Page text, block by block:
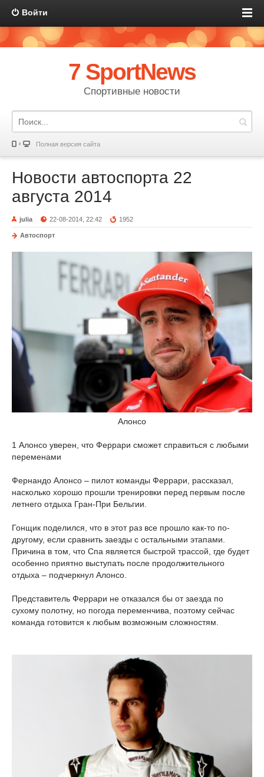
Войти
7 SportNews
Спортивные новости
Полная версия сайта
Новости автоспорта 22
августа 2014
julia 22-08-2014, 22:42 1952
Автоспорт
Алонсо
1 Алонсо уверен, что Феррари сможет справиться с любыми
переменами
Фернандо Алонсо – пилот команды Феррари, рассказал,
насколько хорошо прошли тренировки перед первым после
летнего отдыха Гран-При Бельгии.
Гонщик поделился, что в этот раз все прошло как-то по-
другому, если сравнить заезды с остальными этапами.
Причина в том, что Спа является быстрой трассой, где будет
особенно приятно выступать после продолжительного
отдыха – подчеркнул Алонсо.
Представитель Феррари не отказался бы от заезда по
сухому полотну, но погода переменчива, поэтому сейчас
команда готовится к любым возможным сложностям.